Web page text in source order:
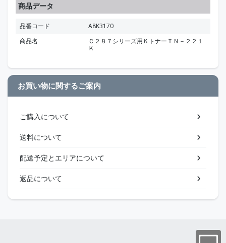
商品データ
品番コード
A8K3170
商品名
Ｃ２８７シリーズ用ＫトナーＴＮ－２２１
Ｋ
お買い物に関するご案内
ご購入について
送料について
配送予定とエリアについて
返品について